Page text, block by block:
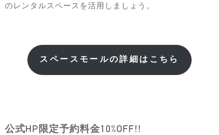
のレンタルスペースを活用しましょう。
スペースモールの詳細はこちら
公式HP限定予約料金10%OFF!!